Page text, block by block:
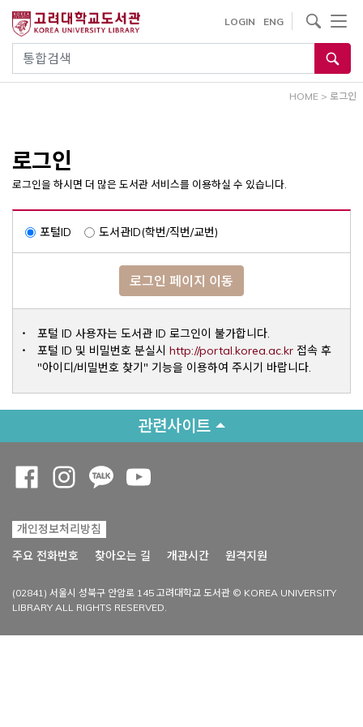
건
통합검색
LOGIN ENG
사이트내 검색
HOME > 로그인
로그인
로그인을 하시면 더 많은 도서관 서비스를 이용하실 수 있습니다.
포털ID 도서관ID(학번/직번/교번)
로그인 페이지 이동
포털 ID 사용자는 도서관 ID 로그인이 불가합니다.
포털 ID 및 비밀번호 분실시 http://portal.korea.ac.krOpens a
접속 후
"아이디/비밀번호 찾기" 기능을 이용하여 주시기 바랍니다.
관련사이트
개인정보처리방침
주요 전화번호
찾아오는 길 개관시간 원격지원
(02841) 서울시 성북구 안암로 145 고려대학교 도서관 © KOREA UNIVERSITY
LIBRARY ALL RIGHTS RESERVED.
Opens a new window
Opens a new window
Opens a new window